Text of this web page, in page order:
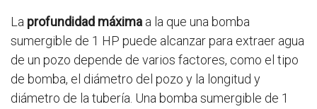
La profundidad máxima a la que una bomba
sumergible de 1 HP puede alcanzar para extraer agua
de un pozo depende de varios factores, como el tipo
de bomba, el diámetro del pozo y la longitud y
diámetro de la tubería. Una bomba sumergible de 1